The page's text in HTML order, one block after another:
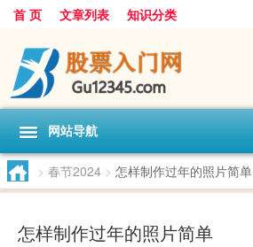
首 页 文章列表 知识分类
网站导航
> 春节2024 > 怎样制作过年的照片简单
怎样制作过年的照片简单